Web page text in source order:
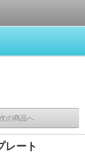
次の商品へ
レート